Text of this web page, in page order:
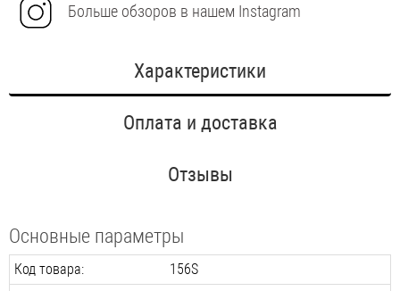
Больше обзоров в нашем Instagram
Характеристики
Оплата и доставка
Отзывы
Основные параметры
Код товара:
156S